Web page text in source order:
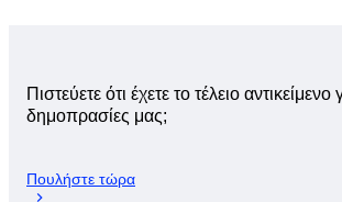
Πιστεύετε ότι έχετε το τέλειο αντικείμενο
δημοπρασίες μας;
Πουλήστε τώρα